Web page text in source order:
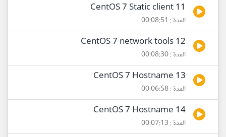
11 CentOS 7 Static client
المدة : 00:08:51
12 CentOS 7 network tools
المدة : 00:08:30
13 CentOS 7 Hostname
المدة : 00:06:58
14 CentOS 7 Hostname
المدة : 00:07:13